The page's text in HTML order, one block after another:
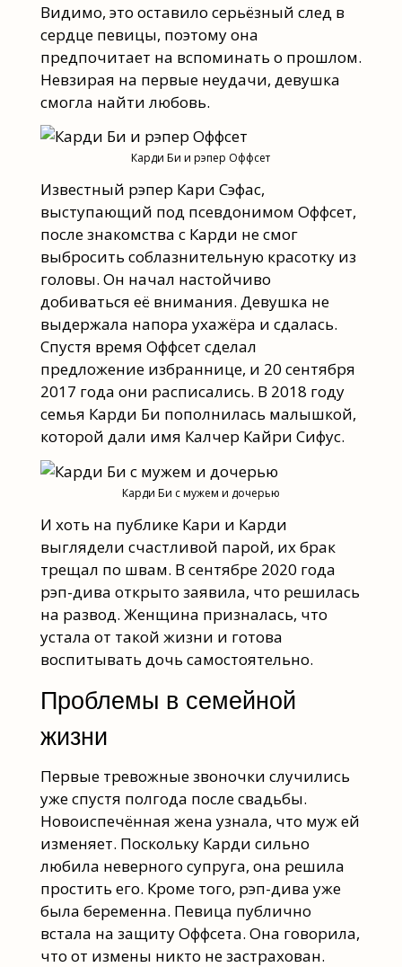
Видимо, это оставило серьёзный след в
сердце певицы, поэтому она
предпочитает на вспоминать о прошлом.
Невзирая на первые неудачи, девушка
смогла найти любовь.
Карди Би и рэпер Оффсет
Известный рэпер Кари Сэфас,
выступающий под псевдонимом Оффсет,
после знакомства с Карди не смог
выбросить соблазнительную красотку из
головы. Он начал настойчиво
добиваться её внимания. Девушка не
выдержала напора ухажёра и сдалась.
Спустя время Оффсет сделал
предложение избраннице, и 20 сентября
2017 года они расписались. В 2018 году
семья Карди Би пополнилась малышкой,
которой дали имя Калчер Кайри Сифус.
Карди Би с мужем и дочерью
И хоть на публике Кари и Карди
выглядели счастливой парой, их брак
трещал по швам. В сентябре 2020 года
рэп-дива открыто заявила, что решилась
на развод. Женщина призналась, что
устала от такой жизни и готова
воспитывать дочь самостоятельно.
Проблемы в семейной
жизни
Первые тревожные звоночки случились
уже спустя полгода после свадьбы.
Новоиспечённая жена узнала, что муж ей
изменяет. Поскольку Карди сильно
любила неверного супруга, она решила
простить его. Кроме того, рэп-дива уже
была беременна. Певица публично
встала на защиту Оффсета. Она говорила,
что от измены никто не застрахован.